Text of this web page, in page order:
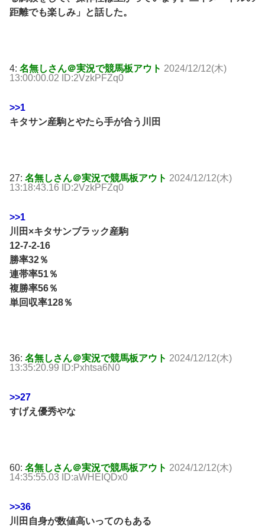
距離でも楽しみ」と話した。
4: 名無しさん＠実況で競馬板アウト 2024/12/12(木)
13:00:00.02 ID:2VzkPFZq0
>>1
キタサン産駒とやたら手が合う川田
27: 名無しさん＠実況で競馬板アウト 2024/12/12(木)
13:18:43.16 ID:2VzkPFZq0
>>1
川田×キタサンブラック産駒
12-7-2-16
勝率32％
連帯率51％
複勝率56％
単回収率128％
36: 名無しさん＠実況で競馬板アウト 2024/12/12(木)
13:35:20.99 ID:Pxhtsa6N0
>>27
すげえ優秀やな
60: 名無しさん＠実況で競馬板アウト 2024/12/12(木)
14:35:55.03 ID:aWHEIQDx0
>>36
川田自身が数値高いってのもある